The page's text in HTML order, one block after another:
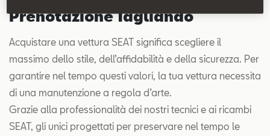
Prenotazione Tagliando
Acquistare una vettura SEAT significa scegliere il
massimo dello stile, dell’affidabilità e della sicurezza. Per
garantire nel tempo questi valori, la tua vettura necessita
di una manutenzione a regola d’arte.
Grazie alla professionalità dei nostri tecnici e ai ricambi
SEAT, gli unici progettati per preservare nel tempo le